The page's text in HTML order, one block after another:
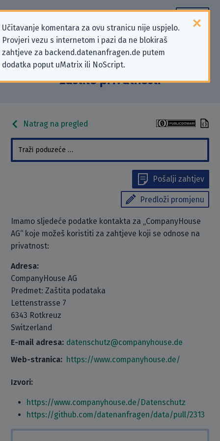
Učitavanje komentara za ovu stranicu nije uspjelo.
Provjeri vezu s internetom i pazi da ne blokiraš
zahtjeve za backend.datenanfragen.de putem
dodatka poput uMatrix ili NoScript.
Podaci kontakta „CompanyHouse
AG” koji se odnose na zahtjeve za
zaštitu privatnosti
Natrag na pregled
Pošalji zahtjev
Predloži promjenu
Imamo sljedeće podatke kontakta za „CompanyHouse
AG“ koje možeš koristiti za zahtjeve koji se odnose na
privatnost:
Adresa:
CompanyHouse AG
Predmet: Zaštita podataka
Lettenstrasse 7
6343 Rotkreuz
Switzerland
E-mail adresa: datenschutz@companyhouse.de
Web-stranica: https://www.companyhouse.de/
Izvori:
https://www.companyhouse.de/Datenschutz
https://github.com/datenanfragen/data/pull/2313